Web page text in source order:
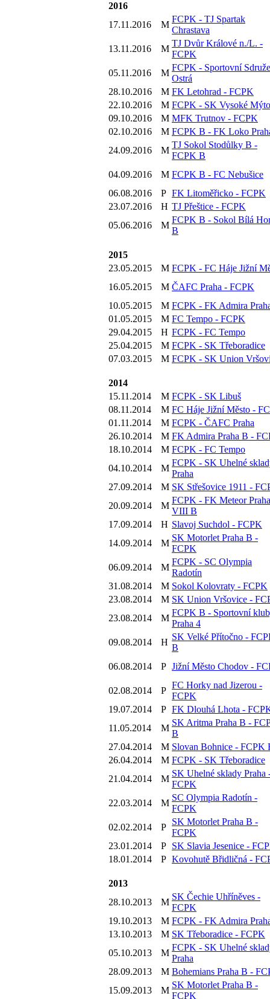
2016
17.11.2016
M
FCPK - TJ Spartak
Chrastava
13.11.2016
M
TJ Dvůr Králové n./L. -
FCPK
05.11.2016
M
FCPK - Sportovní
Ostrá
28.10.2016
M FK Letohrad - FCPK
22.10.2016
M FCPK - SK Vysoké Mýto
09.10.2016
M MFK Trutnov - FCPK
02.10.2016
M FCPK B - FK Loko
24.09.2016
M
TJ Sokol Stodůlky B -
FCPK B
04.09.2016
M FCPK B - FC Nebušice
06.08.2016
P FK Litoměřicko - FCPK
23.07.2016
H TJ Přeštice - FCPK
05.06.2016
M
FCPK B - Sokol Bílá
B
2015
23.05.2015
M FCPK - FC Háje Jižní
16.05.2015
M ČAFC Praha - FCPK
10.05.2015
M FCPK - FK Admira
01.05.2015
M FC Tempo - FCPK
29.04.2015
H FCPK - FC Tempo
25.04.2015
M FCPK - SK Třeboradice
07.03.2015
M FCPK - SK Union
2014
15.11.2014
M FCPK - SK Libuš
08.11.2014
M FC Háje Jižní Město -
01.11.2014
M FCPK - ČAFC Praha
26.10.2014
M FK Admira Praha B -
18.10.2014
M FCPK - FC Tempo
04.10.2014
M
FCPK - SK Uhelné
Praha
27.09.2014
M SK Střešovice 1911 -
20.09.2014
M
FCPK - FK Meteor Praha
VIII B
17.09.2014
H Slavoj Suchdol - FCPK
14.09.2014
M
SK Motorlet Praha B -
FCPK
06.09.2014
M
FCPK - SC Olympia
Radotín
31.08.2014
M Sokol Kolovraty - FCPK
23.08.2014
M SK Union Vršovice -
23.08.2014
M
FCPK B - Sportovní
Praha 4
09.08.2014
H
SK Velké Přítočno -
B
06.08.2014
P Jižní Město Chodov -
02.08.2014 P
FC Horky nad Jizerou -
FCPK
19.07.2014
P FK Dlouhá Lhota -
11.05.2014
M
SK Aritma Praha B -
B
27.04.2014
M Slovan Bohnice - FCPK
26.04.2014
M FCPK - SK Třeboradice
21.04.2014
M
SK Uhelné sklady Praha
FCPK
22.03.2014
M
SC Olympia Radotín -
FCPK
02.02.2014
P
SK Motorlet Praha B -
FCPK
23.01.2014
P SK Slavia Jesenice -
18.01.2014
P Kovohutě Břidličná -
2013
28.10.2013
M
SK Čechie Uhříněves -
FCPK
19.10.2013
M FCPK - FK Admira
13.10.2013
M SK Třeboradice - FCPK
05.10.2013
M
FCPK - SK Uhelné
Praha
28.09.2013
M Bohemians Praha B -
15.09.2013
M
SK Motorlet Praha B -
FCPK